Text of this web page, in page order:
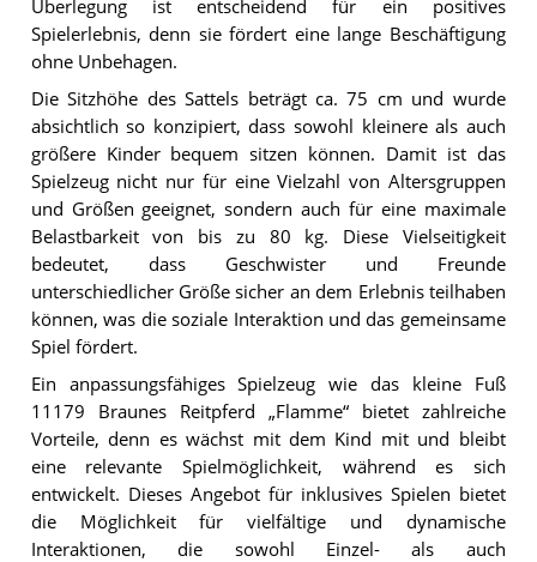
Überlegung ist entscheidend für ein positives
Spielerlebnis, denn sie fördert eine lange Beschäftigung
ohne Unbehagen.
Die Sitzhöhe des Sattels beträgt ca. 75 cm und wurde
absichtlich so konzipiert, dass sowohl kleinere als auch
größere Kinder bequem sitzen können. Damit ist das
Spielzeug nicht nur für eine Vielzahl von Altersgruppen
und Größen geeignet, sondern auch für eine maximale
Belastbarkeit von bis zu 80 kg. Diese Vielseitigkeit
bedeutet, dass Geschwister und Freunde
unterschiedlicher Größe sicher an dem Erlebnis teilhaben
können, was die soziale Interaktion und das gemeinsame
Spiel fördert.
Ein anpassungsfähiges Spielzeug wie das kleine Fuß
11179 Braunes Reitpferd „Flamme“ bietet zahlreiche
Vorteile, denn es wächst mit dem Kind mit und bleibt
eine relevante Spielmöglichkeit, während es sich
entwickelt. Dieses Angebot für inklusives Spielen bietet
die Möglichkeit für vielfältige und dynamische
Interaktionen, die sowohl Einzel- als auch